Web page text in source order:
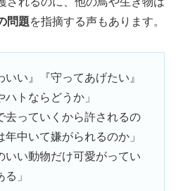
問題を指摘する声もあります。
いい』『守ってあげたい』
トならどうか」
去っていくから許されるの
中いて嫌がられるのか」
いい動物だけ可愛がってい
」